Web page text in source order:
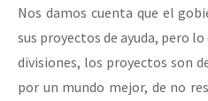
Nos damos cuenta que el
sus proyectos de ayuda, pero lo
divisiones, los proyectos son
por un mundo mejor, de no